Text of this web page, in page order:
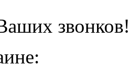
звонков!